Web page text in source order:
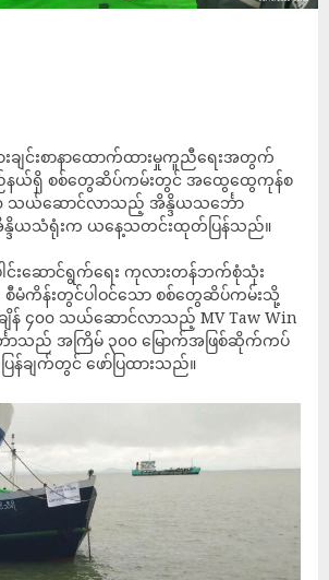
ချင်းစာနာထောက်ထားမှုကူညီရေးအတွက်
ပြည်နယ်ရှိ စစ်တွေဆိပ်ကမ်းတွင် အထွေထွေကုန်စ
၀ သယ်ဆောင်လာသည့် အိန္ဒိယသင်္ဘော
ဒိယသံရုံးက ယနေ့သတင်းထုတ်ပြန်သည်။
ေါင်းဆောင်ရွက်ရေး ကုလားတန်ဘက်စုံသုံး
မံကိန်းတွင်ပါဝင်သော စစ်တွေဆိပ်ကမ်းသို့
ျိန် ၄၀၀ သယ်ဆောင်လာသည့် MV Taw Win
ာသည် အကြိမ် ၃၀၀ မြောက်အဖြစ်ဆိုက်ကပ်
န်ချက်တွင် ဖော်ပြထားသည်။